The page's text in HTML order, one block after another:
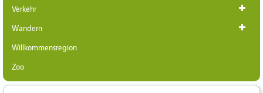
Verkehr
Wandern
Willkommensregion
Zoo